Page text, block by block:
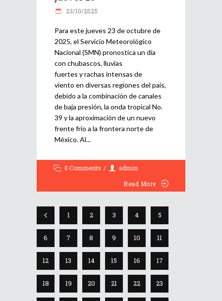
23/10/2025
Para este jueves 23 de octubre de
2025, el Servicio Meteorológico
Nacional (SMN) pronostica un día
con chubascos, lluvias
fuertes y rachas intensas de
viento en diversas regiones del país,
debido a la combinación de canales
de baja presión, la onda tropical No.
39 y la aproximación de un nuevo
frente frío a la frontera norte de
México. Al
0 Comments
admin
Read More
1 2 3 4 5
6 7 8 9 10 11
12 13 14 15 16 17
18 19 20 21 22 23